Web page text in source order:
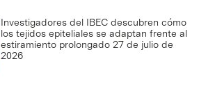
Investigadores del IBEC descubren cómo
los tejidos epiteliales se adaptan frente al
estiramiento prolongado 27 de julio de
2026